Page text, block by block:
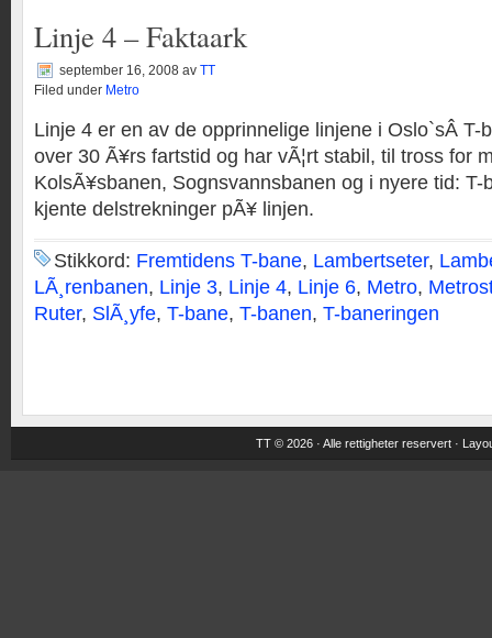
Linje 4 – Faktaark
september 16, 2008 av TT
Filed under Metro
Linje 4 er en av de opprinnelige linjene i Oslo`sÂ T-
over 30 Ã¥rs fartstid og har vÃ¦rt stabil, til tross for
KolsÃ¥sbanen, Sognsvannsbanen og i nyere tid: T-
kjente delstrekninger pÃ¥ linjen.
Stikkord: Fremtidens T-bane, Lambertseter,
LÃ¸renbanen, Linje 3, Linje 4, Linje 6, Metro,
Ruter, SlÃ¸yfe, T-bane, T-banen, T-baneringen
TT © 2026 · Alle rettigheter reservert ·